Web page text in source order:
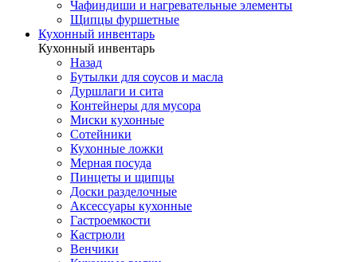
Чафиндиши и нагревательные элементы
Щипцы фуршетные
Кухонный инвентарь
Кухонный инвентарь
Назад
Бутылки для соусов и масла
Дуршлаги и сита
Контейнеры для мусора
Миски кухонные
Сотейники
Кухонные ложки
Мерная посуда
Пинцеты и щипцы
Доски разделочные
Аксессуары кухонные
Гастроемкости
Кастрюли
Венчики